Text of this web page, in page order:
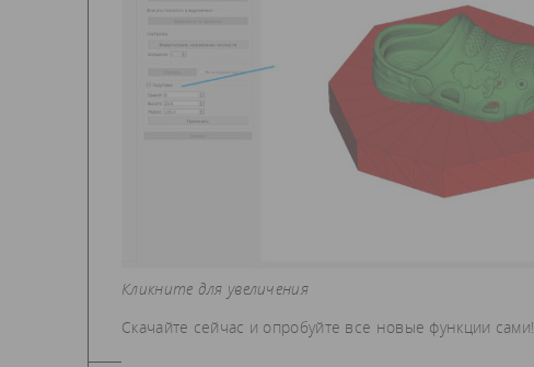
Кликните для увеличения
Скачайте сейчас и опробуйте все новые функции сами!